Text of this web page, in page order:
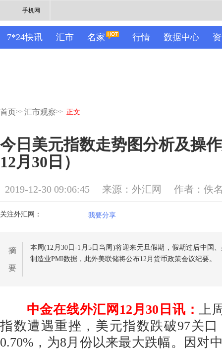
手机网
7*24快讯 汇市 名家 行情 数据中心
首页>> 汇市观察>> 正文
今日美元指数走势图分析及操
12月30日）
2019-12-30 09:06:45 来源：外汇网 作者：佚
关注外汇网： 我要分享
摘
要
本周(12月30日-1月5日当周)将迎来元旦假期，假期过后中国
制造业PMI数据，此外美联储将公布12月货币政策会议纪要。
中金在线外汇网12月30日讯：上
指数遭遇重挫，美元指数跌破97关
0.70%，为8月份以来最大跌幅。因对